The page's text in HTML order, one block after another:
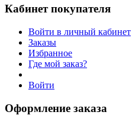
Кабинет покупателя
Войти в личный кабинет
Заказы
Избранное
Где мой заказ?
Войти
Оформление заказа